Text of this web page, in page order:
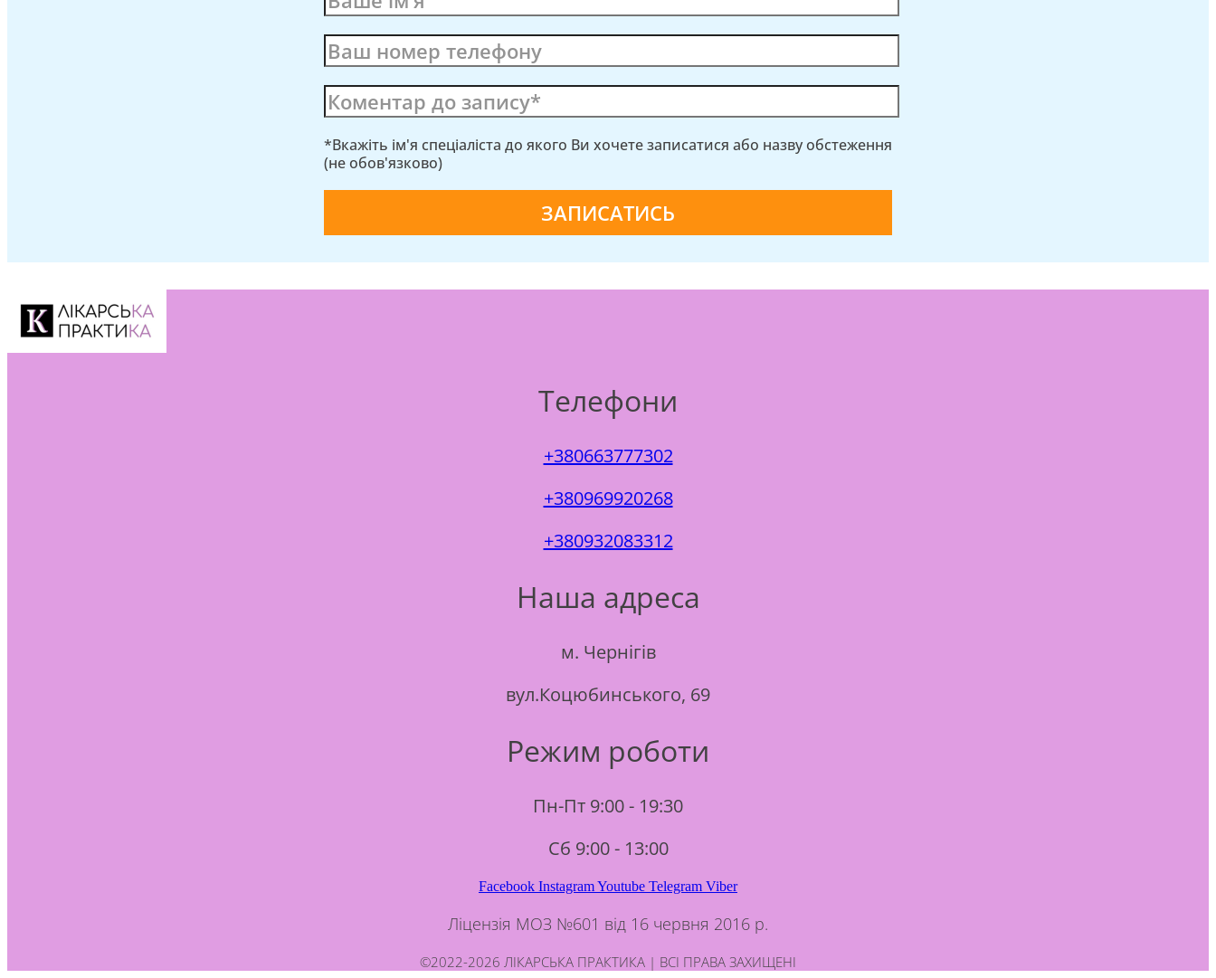
*Вкажіть ім'я спеціаліста до якого Ви хочете записатися або назву обстеження
(не обов'язково)
Телефони
+380663777302
+380969920268
+380932083312
Наша адреса
м. Чернігів
вул.Коцюбинського, 69
Режим роботи
Пн-Пт 9:00 - 19:30
Сб 9:00 - 13:00
Facebook InstagramYoutube Telegram Viber
Ліцензія МОЗ №601 від 16 червня 2016 р.
©2022-2026 ЛІКАРСЬКА ПРАКТИКА | ВСІ ПРАВА ЗАХИЩЕНІ